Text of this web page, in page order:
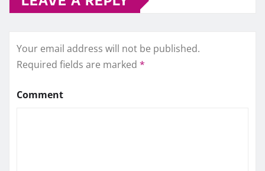
Your email address will not be published.
Required fields are marked *
Comment